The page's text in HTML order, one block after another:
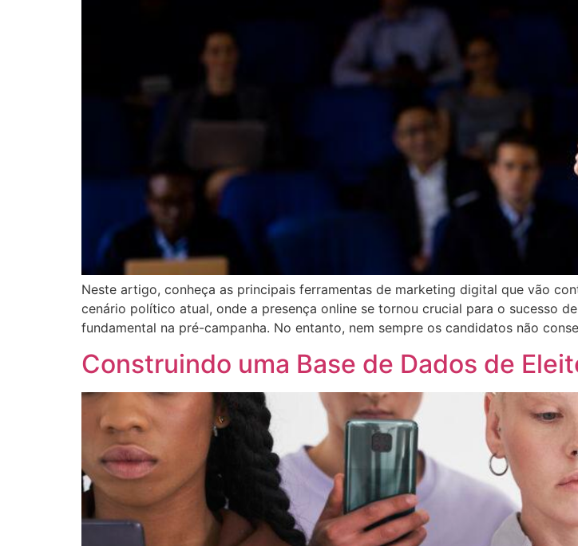
Neste artigo, conheça as principais ferramentas de marketing digital que vão
cenário político atual, onde a presença online se tornou crucial para o sucesso
fundamental na pré-campanha. No entanto, nem sempre os candidatos não
Construindo uma Base de Dados de